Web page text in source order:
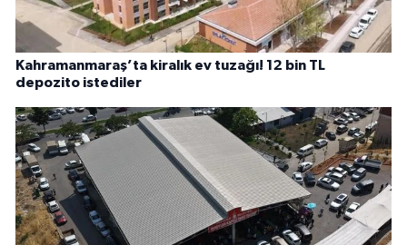
Kahramanmaraş’ta kiralık ev tuzağı! 12 bin TL
depozito istediler